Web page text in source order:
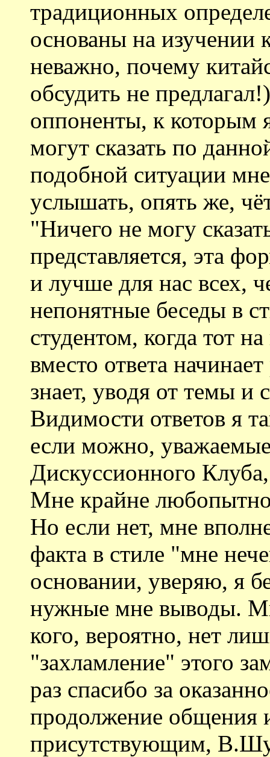
традиционных
основаны на изучении
неважно, почему
обсудить не
оппоненты, к которым
могут сказать по
подобной ситуации
услышать, опять же,
"Ничего не могу
представляется, эта
и лучше для нас всех,
непонятные беседы в
студентом, когда тот
вместо ответа
знает, уводя от темы и
Видимости ответов я
если можно,
Дискуссионного
Мне крайне
Но если нет, мне
факта в стиле "мне
основании, уверяю, я
нужные мне выводы.
кого, вероятно, нет
"захламление" этого
раз спасибо за
продолжение общения
присутствующим,